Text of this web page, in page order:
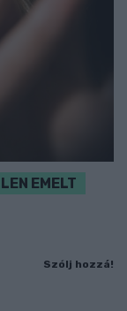
EMELT
Szólj hozzá!